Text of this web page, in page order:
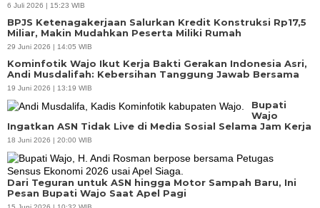
6 Juli 2026 | 15:23 WIB
BPJS Ketenagakerjaan Salurkan Kredit Konstruksi Rp17,5
Miliar, Makin Mudahkan Peserta Miliki Rumah
29 Juni 2026 | 14:05 WIB
Kominfotik Wajo Ikut Kerja Bakti Gerakan Indonesia Asri,
Andi Musdalifah: Kebersihan Tanggung Jawab Bersama
19 Juni 2026 | 13:19 WIB
Bupati
Wajo
Ingatkan ASN Tidak Live di Media Sosial Selama Jam Kerja
18 Juni 2026 | 20:00 WIB
Dari Teguran untuk ASN hingga Motor Sampah Baru, Ini
Pesan Bupati Wajo Saat Apel Pagi